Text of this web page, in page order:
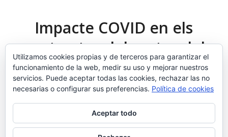
Impacte COVID en els
contractes del sector del
vi
11 mayo, 2020 / 0 Comentarios
Página 2 de 26
‹ 1 2 3 4
Utilizamos cookies propias y de terceros para garantizar el
funcionamiento de la web, medir su uso y mejorar nuestros
servicios. Puede aceptar todas las cookies, rechazar las no
necesarias o configurar sus preferencias. Política de cookies
Aceptar todo